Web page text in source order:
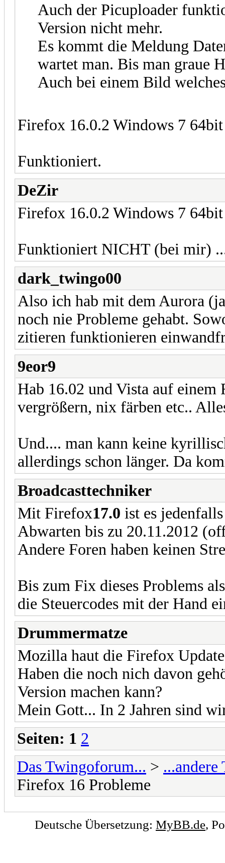
Auch der Picuploader
Version nicht mehr.
Es kommt die Meldung
wartet man. Bis man graue
Auch bei einem Bild
Firefox 16.0.2 Windows 7 64bit
Funktioniert.
DeZir
Firefox 16.0.2 Windows 7 64bit
Funktioniert NICHT (bei mir)
dark_twingo00
Also ich hab mit dem Aurora
noch nie Probleme gehabt.
zitieren funktionieren
9eor9
Hab 16.02 und Vista auf
vergrößern, nix färben etc..
Und.... man kann keine
allerdings schon länger. Da
Broadcasttechniker
Mit Firefox17.0 ist es
Abwarten bis zu 20.11.2012
Andere Foren haben keinen
Bis zum Fix dieses Problems
die Steuercodes mit der Hand
Drummermatze
Mozilla haut die Firefox
Haben die noch nich davon
Version machen kann?
Mein Gott... In 2 Jahren sind
Seiten: 1 2
Das Twingoforum... > ...andere
Firefox 16 Probleme
Deutsche Übersetzung: MyBB.de,